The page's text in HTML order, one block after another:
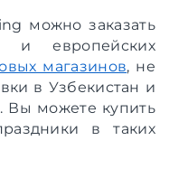
можно заказать
и европейских
магазинов, не
в Узбекистан и
Вы можете купить
в таких